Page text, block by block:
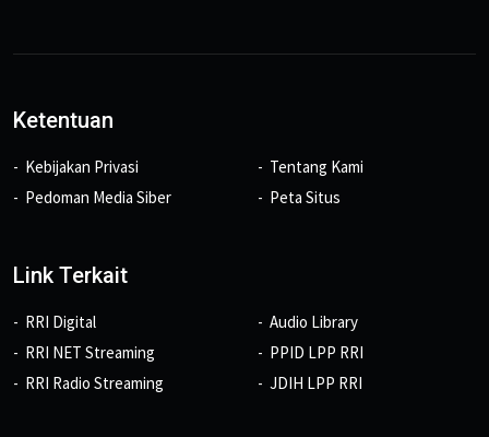
Ketentuan
Kebijakan Privasi
Pedoman Media Siber
Tentang Kami
Peta Situs
Link Terkait
RRI Digital
RRI NET Streaming
RRI Radio Streaming
Audio Library
PPID LPP RRI
JDIH LPP RRI